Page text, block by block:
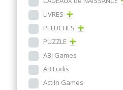
LIVRES
PELUCHES
PUZZLE
ABI Games
AB Ludis
Act In Games